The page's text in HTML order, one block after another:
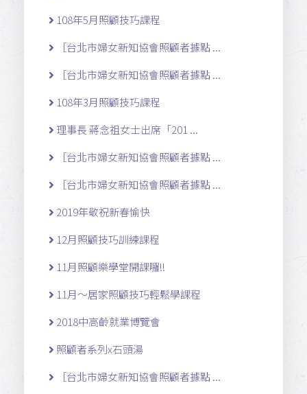
108年5月照顧技巧課程
［台北市婦女新知協會照顧者據點 ...
［台北市婦女新知協會照顧者據點 ...
108年3月照顧技巧課程
理事長 蔣念祖女士出席「201 ...
［台北市婦女新知協會照顧者據點 ...
［台北市婦女新知協會照顧者據點 ...
2019年敬祝新春愉快
12月照顧技巧訓練課程
11月照顧樂學堂開課囉!!
11月～居家照顧技巧輕鬆學課程
2018中高齡就業博覽會
照顧者系列x石頭湯
［台北市婦女新知協會照顧者據點 ...